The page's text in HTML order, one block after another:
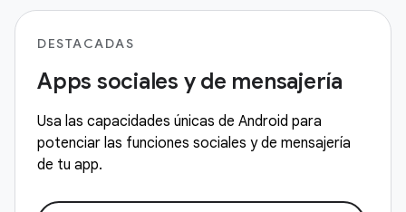
DESTACADAS
Apps sociales y de mensajería
Usa las capacidades únicas de Android para
potenciar las funciones sociales y de mensajería
de tu app.